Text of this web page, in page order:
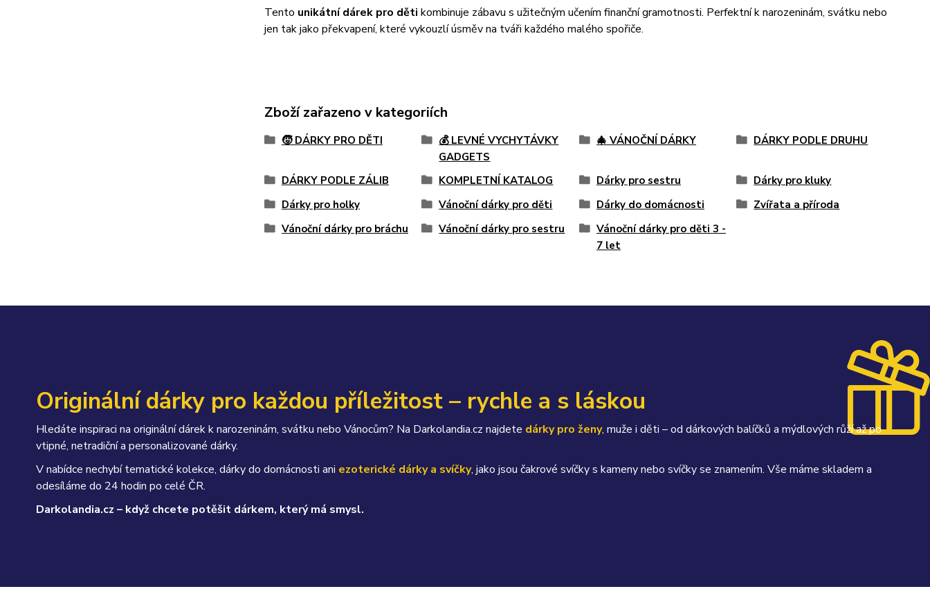
Tento unikátní dárek pro děti kombinuje zábavu s užitečným učením finanční gramotnosti. Perfektní k narozeninám, svátku nebo
jen tak jako překvapení, které vykouzlí úsměv na tváři každého malého spořiče.
Zboží zařazeno v kategoriích
🧒 DÁRKY PRO DĚTI
💰 LEVNÉ VYCHYTÁVKY
GADGETS
🎄 VÁNOČNÍ DÁRKY DÁRKY PODLE DRUHU
DÁRKY PODLE ZÁLIB KOMPLETNÍ KATALOG Dárky pro sestru
Dárky pro kluky
Dárky pro holky
Vánoční dárky pro děti Dárky do domácnosti
Zvířata a příroda
Vánoční dárky pro bráchu
Vánoční dárky pro sestru
Vánoční dárky pro děti 3 -
7 let
Originální dárky pro každou příležitost – rychle a s láskou
Hledáte inspiraci na originální dárek k narozeninám, svátku nebo Vánocům? Na Darkolandia.cz najdete dárky pro ženy, muže i děti – od dárkových balíčků a mýdlových růží až po
vtipné, netradiční a personalizované dárky.
V nabídce nechybí tematické kolekce, dárky do domácnosti ani ezoterické dárky a svíčky, jako jsou čakrové svíčky s kameny nebo svíčky se znamením. Vše máme skladem a
odesíláme do 24 hodin po celé ČR.
Darkolandia.cz – když chcete potěšit dárkem, který má smysl.